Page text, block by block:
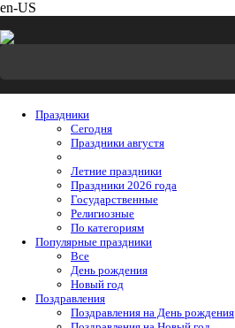
en-US
Праздники
Cегодня
Праздники августя
Летние праздники
Праздники 2026 года
Государственные
Религиозные
По категориям
Популярные праздники
Все
День рождения
Новый год
Поздравления
Поздравления на День рождения